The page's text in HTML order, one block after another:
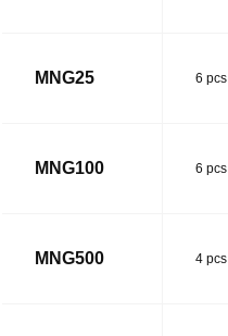
MNG25 6 pcs
MNG100 6 pcs
MNG500 4 pcs